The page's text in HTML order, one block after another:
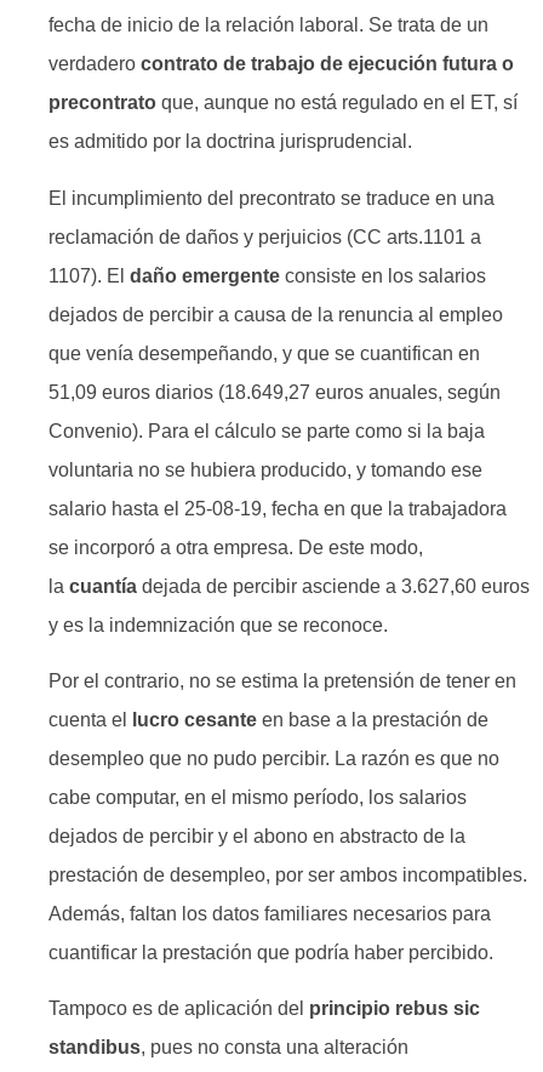
fecha de inicio de la relación laboral. Se trata de un
verdadero contrato de trabajo de ejecución futura o
precontrato que, aunque no está regulado en el ET, sí
es admitido por la doctrina jurisprudencial.
El incumplimiento del precontrato se traduce en una
reclamación de daños y perjuicios (CC arts.1101 a
1107). El daño emergente consiste en los salarios
dejados de percibir a causa de la renuncia al empleo
que venía desempeñando, y que se cuantifican en
51,09 euros diarios (18.649,27 euros anuales, según
Convenio). Para el cálculo se parte como si la baja
voluntaria no se hubiera producido, y tomando ese
salario hasta el 25-08-19, fecha en que la trabajadora
se incorporó a otra empresa. De este modo,
la cuantía dejada de percibir asciende a 3.627,60 euros
y es la indemnización que se reconoce.
Por el contrario, no se estima la pretensión de tener en
cuenta el
lucro cesante en base a la prestación de
desempleo que no pudo percibir. La razón es que no
cabe computar, en el mismo período, los salarios
dejados de percibir y el abono en abstracto de la
prestación de desempleo, por ser ambos incompatibles.
Además, faltan los datos familiares necesarios para
cuantificar la prestación que podría haber percibido.
Tampoco es de aplicación del principio rebus sic
standibus, pues no consta una alteración